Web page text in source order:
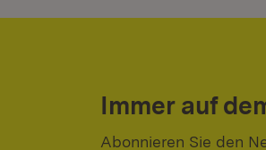
Immer auf
Abonnieren Sie den